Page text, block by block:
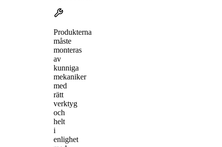
Produkterna
måste
monteras
av
kunniga
mekaniker
med
rätt
verktyg
och
helt
i
enlighet